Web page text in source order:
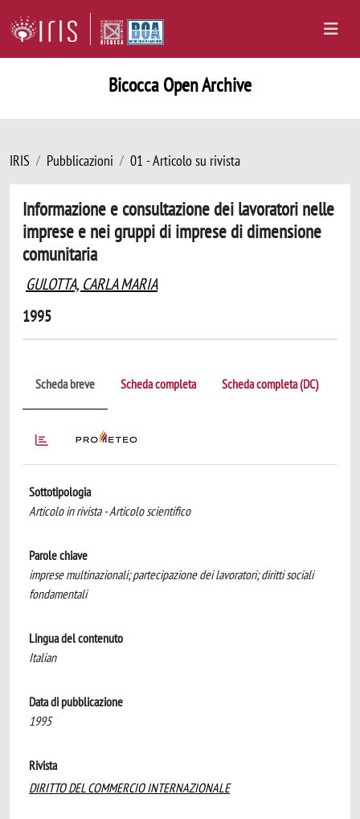
Bicocca Open Archive
IRIS Pubblicazioni 01 - Articolo su rivista
Informazione e consultazione dei lavoratori nelle
imprese e nei gruppi di imprese di dimensione
comunitaria
GULOTTA, CARLA MARIA
1995
Scheda breve Scheda completa Scheda completa (DC)
Sottotipologia
Articolo in rivista - Articolo scientifico
Parole chiave
imprese multinazionali; partecipazione dei lavoratori; diritti sociali
fondamentali
Lingua del contenuto
Italian
Data di pubblicazione
1995
Rivista
DIRITTO DEL COMMERCIO INTERNAZIONALE